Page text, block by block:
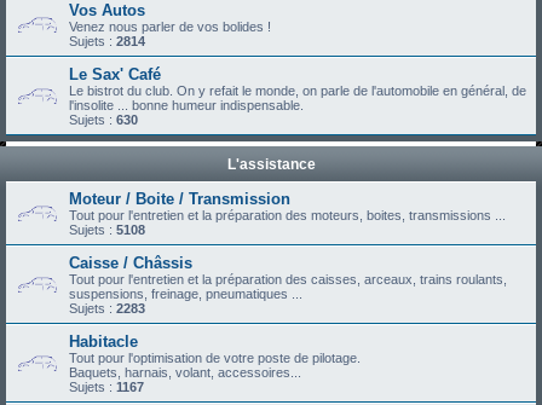
Vos Autos
Venez nous parler de vos bolides !
Sujets : 2814
Le Sax' Café
Le bistrot du club. On y refait le monde, on parle de l'automobile en général, de
l'insolite ... bonne humeur indispensable.
Sujets : 630
L'assistance
Moteur / Boite / Transmission
Tout pour l'entretien et la préparation des moteurs, boites, transmissions ...
Sujets : 5108
Caisse / Châssis
Tout pour l'entretien et la préparation des caisses, arceaux, trains roulants,
suspensions, freinage, pneumatiques ...
Sujets : 2283
Habitacle
Tout pour l'optimisation de votre poste de pilotage.
Baquets, harnais, volant, accessoires...
Sujets : 1167